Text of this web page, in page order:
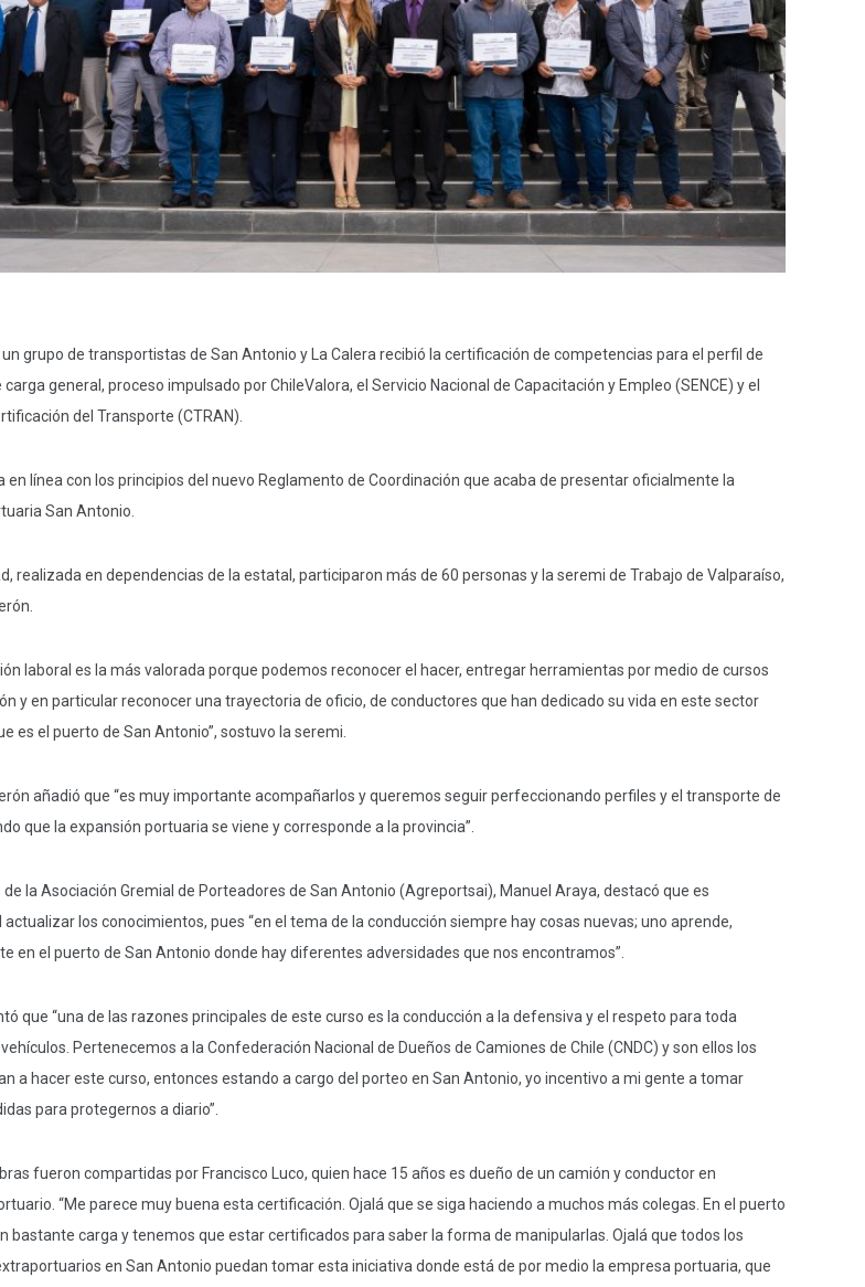
grupo de transportistas de San Antonio y La Calera recibió la certificación de competencias para el perfil de
general, proceso impulsado por ChileValora, el Servicio Nacional de Capacitación y Empleo (SENCE) y el
del Transporte (CTRAN).
en línea con los principios del nuevo Reglamento de Coordinación que acaba de presentar oficialmente la
San Antonio.
realizada en dependencias de la estatal, participaron más de 60 personas y la seremi de Trabajo de Valparaíso,
laboral es la más valorada porque podemos reconocer el hacer, entregar herramientas por medio de cursos
y en particular reconocer una trayectoria de oficio, de conductores que han dedicado su vida en este sector
es el puerto de San Antonio”, sostuvo la seremi.
añadió que “es muy importante acompañarlos y queremos seguir perfeccionando perfiles y el transporte de
que la expansión portuaria se viene y corresponde a la provincia”.
de la Asociación Gremial de Porteadores de San Antonio (Agreportsai), Manuel Araya, destacó que es
los conocimientos, pues “en el tema de la conducción siempre hay cosas nuevas; uno aprende,
en el puerto de San Antonio donde hay diferentes adversidades que nos encontramos”.
que “una de las razones principales de este curso es la conducción a la defensiva y el respeto para toda
Pertenecemos a la Confederación Nacional de Dueños de Camiones de Chile (CNDC) y son ellos los
a hacer este curso, entonces estando a cargo del porteo en San Antonio, yo incentivo a mi gente a tomar
para protegernos a diario”.
fueron compartidas por Francisco Luco, quien hace 15 años es dueño de un camión y conductor en
“Me parece muy buena esta certificación. Ojalá que se siga haciendo a muchos más colegas. En el puerto
bastante carga y tenemos que estar certificados para saber la forma de manipularlas. Ojalá que todos los
en San Antonio puedan tomar esta iniciativa donde está de por medio la empresa portuaria, que